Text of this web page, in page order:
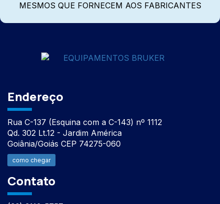
MESMOS QUE FORNECEM AOS FABRICANTES
Endereço
Rua C-137 (Esquina com a C-143) nº 1112
Qd. 302 Lt.12 - Jardim América
Goiânia/Goiás CEP 74275-060
como chegar
Contato